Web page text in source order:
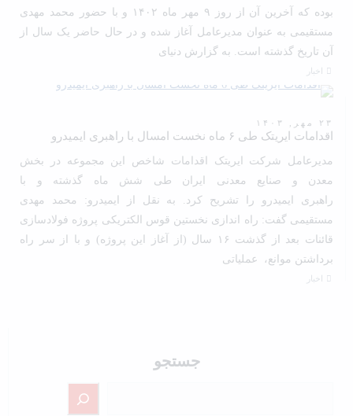
بوده که آخرین آن از روز ۹ مهر ماه ۱۴۰۲ و با حضور محمد مهدی
مستقیمی به عنوان مدیرعامل آغاز شده و در حال حاضر یک‌ سال از
آن تاریخ گذشته است. به گزارش دنیای
اخبار
۲۳ مهر, ۱۴۰۳
اقدامات ایریتک طی ۶ ماه نخست امسال با راهبری ایمیدرو
مدیرعامل شرکت ایریتک اقدامات شاخص این مجموعه در بخش
معدن و صنایع معدنی ایران طی شش ماه گذشته و با
راهبری ایمیدرو را تشریح کرد. به نقل از ایمیدرو: محمد مهدی
مستقیمی گفت: راه اندازی نخستین قوس الکتریکی پروژه فولادسازی
قائنات بعد از گذشت ۱۶ سال (از آغاز این پروژه) و با از سر راه
برداشتن موانع، عملیاتی
اخبار
جستجو